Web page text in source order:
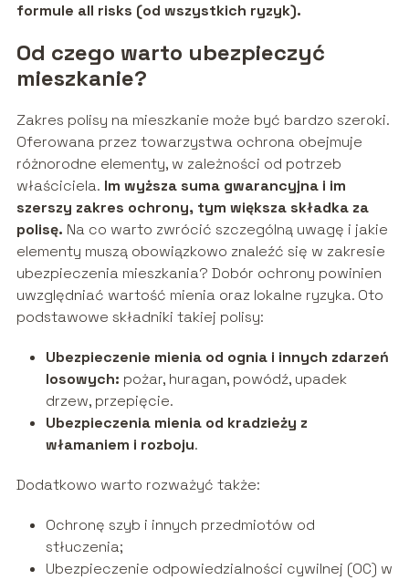
formule all risks (od wszystkich ryzyk).
Od czego warto ubezpieczyć
mieszkanie?
Zakres polisy na mieszkanie może być bardzo szeroki.
Oferowana przez towarzystwa ochrona obejmuje
różnorodne elementy, w zależności od potrzeb
właściciela. Im wyższa suma gwarancyjna i im
szerszy zakres ochrony, tym większa składka za
polisę. Na co warto zwrócić szczególną uwagę i jakie
elementy muszą obowiązkowo znaleźć się w zakresie
ubezpieczenia mieszkania? Dobór ochrony powinien
uwzględniać wartość mienia oraz lokalne ryzyka. Oto
podstawowe składniki takiej polisy:
Ubezpieczenie mienia od ognia i innych zdarzeń
losowych: pożar, huragan, powódź, upadek
drzew, przepięcie.
Ubezpieczenia mienia od kradzieży z
włamaniem i rozboju.
Dodatkowo warto rozważyć także:
Ochronę szyb i innych przedmiotów od
stłuczenia;
Ubezpieczenie odpowiedzialności cywilnej (OC) w